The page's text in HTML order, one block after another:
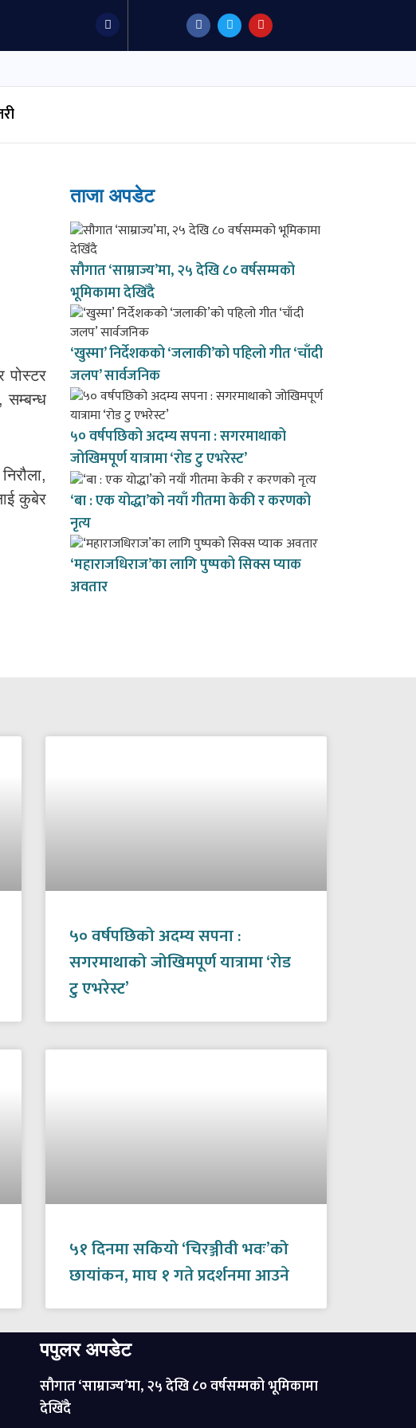
F
a
c
e
o
T
w
i
t
r
Y
o
u
t
e
पोस्टर
सम्बन्ध
कुबेर
ताजा अपडेट
सौगात ‘साम्राज्य’मा, २५ देखि ८० वर्षसम्मको
भूमिकामा देखिँदै
‘खुस्मा’ निर्देशकको ‘जलाकी’को पहिलो गीत ‘चाँदी
जलप’ सार्वजनिक
५० वर्षपछिको अदम्य सपना : सगरमाथाको
जोखिमपूर्ण यात्रामा ‘रोड टु एभरेस्ट’
‘बा : एक योद्धा’को नयाँ गीतमा केकी र करणको
नृत्य
‘महाराजधिराज’का लागि पुष्पको सिक्स प्याक
अवतार
५० वर्षपछिको अदम्य सपना :
सगरमाथाको जोखिमपूर्ण यात्रामा ‘रोड
टु एभरेस्ट’
५१ दिनमा सकियो ‘चिरञ्जीवी भवः’को
छायांकन, माघ १ गते प्रदर्शनमा आउने
पपुलर अपडेट
सौगात ‘साम्राज्य’मा, २५ देखि ८० वर्षसम्मको भूमिकामा
देखिँदै